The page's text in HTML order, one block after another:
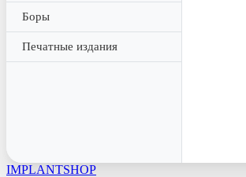
Боры
Печатные издания
IMPLANTSHOP